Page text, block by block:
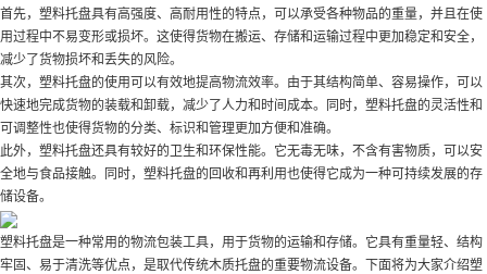
首先，塑料托盘具有高强度、高耐用性的特点，可以承受各种物品的重量，并且在使
用过程中不易变形或损坏。这使得货物在搬运、存储和运输过程中更加稳定和安全，
减少了货物损坏和丢失的风险。
其次，塑料托盘的使用可以有效地提高物流效率。由于其结构简单、容易操作，可以
快速地完成货物的装载和卸载，减少了人力和时间成本。同时，塑料托盘的灵活性和
可调整性也使得货物的分类、标识和管理更加方便和准确。
此外，塑料托盘还具有较好的卫生和环保性能。它无毒无味，不含有害物质，可以安
全地与食品接触。同时，塑料托盘的回收和再利用也使得它成为一种可持续发展的存
储设备。
塑料托盘是一种常用的物流包装工具，用于货物的运输和存储。它具有重量轻、结构
牢固、易于清洗等优点，是取代传统木质托盘的重要物流设备。下面将为大家介绍塑